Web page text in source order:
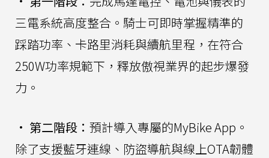
三電系統高度整合。騎士可即時掌握精準的
踩踏功率、卡路里消耗與續航里程，在符合
250W功率規範下，釋放傲視業界的起步爆發
力。
• 第二階段： 預計導入專屬的MyBike App。
除了支援藍牙連線、防盜導航與線上OTA韌體